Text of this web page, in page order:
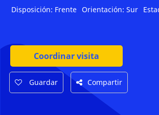
Disposición: Frente Orientación:Sur
Coordinar visita
Guardar Compartir